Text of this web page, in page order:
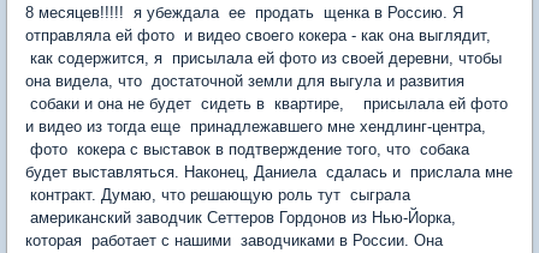
8 месяцев!!!!! я убеждала ее продать щенка в Россию. Я
отправляла ей фото и видео своего кокера - как она выглядит,
как содержится, я присылала ей фото из своей деревни, чтобы
она видела, что достаточной земли для выгула и развития
собаки и она не будет сидеть в квартире, присылала ей фото
и видео из тогда еще принадлежавшего мне хендлинг-центра,
фото кокера с выставок в подтверждение того, что собака
будет выставляться. Наконец, Даниела сдалась и прислала мне
контракт. Думаю, что решающую роль тут сыграла
американский заводчик Сеттеров Гордонов из Нью-Йорка,
которая работает с нашими заводчиками в России. Она